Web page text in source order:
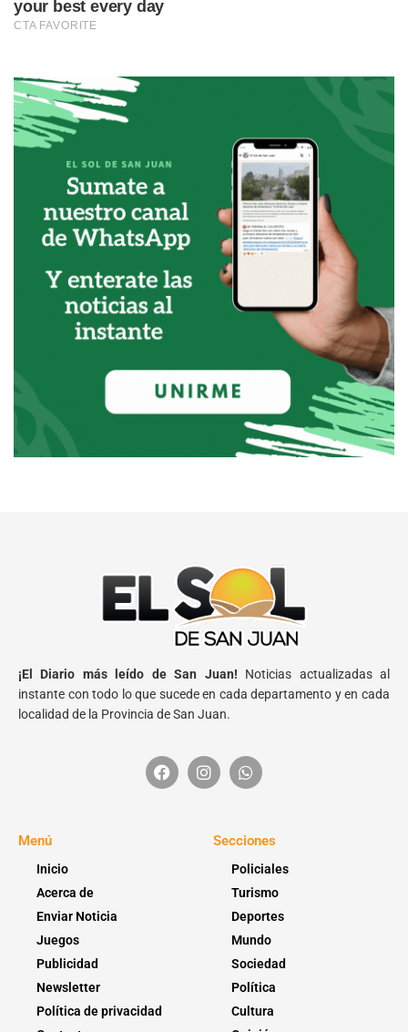
¡El Diario más leído de San Juan! Noticias actualizadas al
instante con todo lo que sucede en cada departamento y en cada
localidad de la Provincia de San Juan.
Menú
Inicio
Acerca de
Enviar Noticia
Juegos
Publicidad
Newsletter
Política de privacidad
Secciones
Policiales
Turismo
Deportes
Mundo
Sociedad
Política
Cultura